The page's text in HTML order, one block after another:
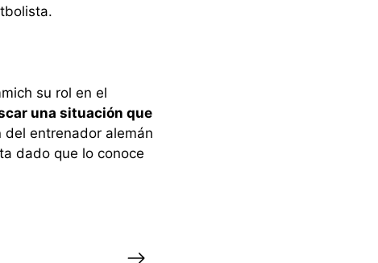
su rol en el
una situación que
del entrenador alemán
dado que lo conoce